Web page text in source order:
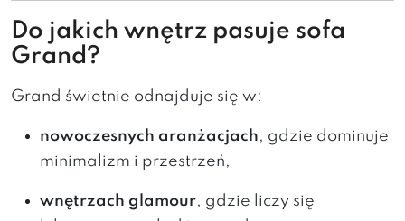
Do jakich wnętrz pasuje sofa
Grand?
Grand świetnie odnajduje się w:
nowoczesnych aranżacjach, gdzie dominuje
minimalizm i przestrzeń,
wnętrzach glamour, gdzie liczy się